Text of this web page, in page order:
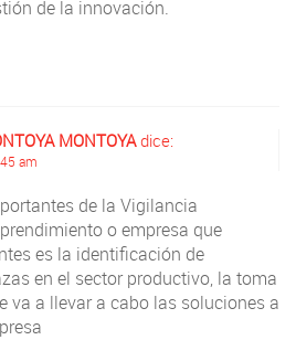
de la innovación.
MONTOYA dice:
am
de la Vigilancia
o empresa que
es la identificación de
en el sector productivo, la toma
va a llevar a cabo las soluciones a